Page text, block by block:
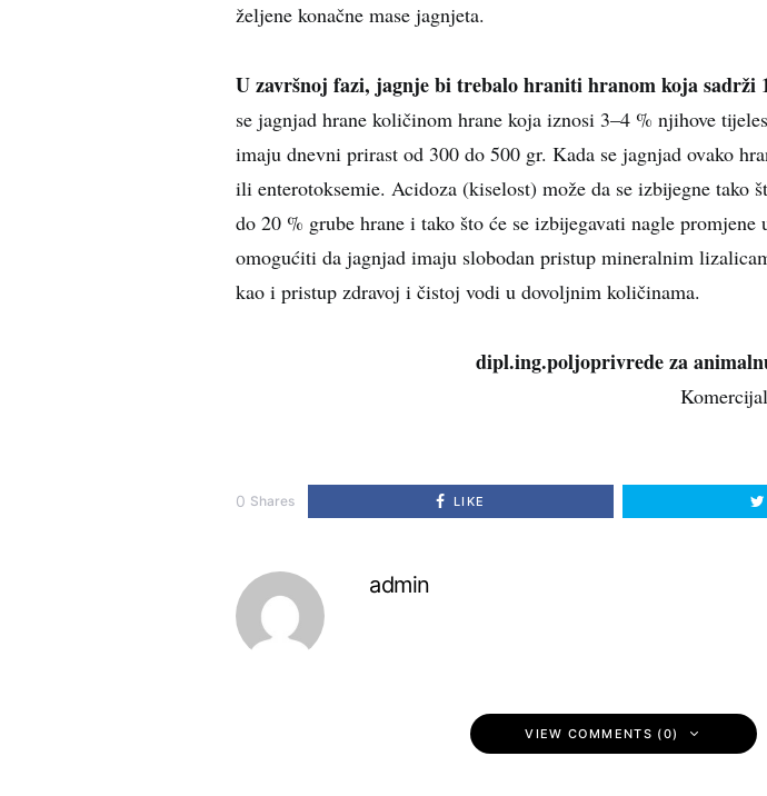
željene konačne mase jagnjeta.
U završnoj fazi, jagnje bi trebalo hraniti hranom koja sadrži
se jagnjad hrane količinom hrane koja iznosi 3–4 % njihove
imaju dnevni prirast od 300 do 500 gr. Kada se jagnjad ovako
ili enterotoksemie. Acidoza (kiselost) može da se izbijegne tako
do 20 % grube hrane i tako što će se izbijegavati nagle promjene
omogućiti da jagnjad imaju slobodan pristup mineralnim
kao i pristup zdravoj i čistoj vodi u dovoljnim količinama.
dipl.ing.poljoprivrede za
0 Shares LIKE
admin
VIEW COMMENTS (0)